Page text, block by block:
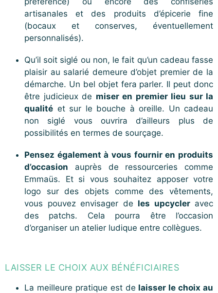
artisanales et des produits d’épicerie fine
(bocaux et conserves, éventuellement
personnalisés).
Qu’il soit siglé ou non, le fait qu’un cadeau fasse
plaisir au salarié demeure d’objet premier de la
démarche. Un bel objet fera parler. Il peut donc
être judicieux de miser en premier lieu sur la
qualité et sur le bouche à oreille. Un cadeau
non siglé vous ouvrira d’ailleurs plus de
possibilités en termes de sourçage.
Pensez également à vous fournir en produits
d’occasion auprès de ressourceries comme
Emmaüs. Et si vous souhaitez apposer votre
logo sur des objets comme des vêtements,
vous pouvez envisager de les upcycleravec
des patchs. Cela pourra être l’occasion
d’organiser un atelier ludique entre collègues.
LAISSER LE CHOIX AUX BÉNÉFICIAIRES
La meilleure pratique est de laisser le choix au